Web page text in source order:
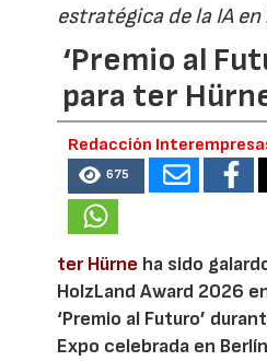
estratégica de la IA
‘Premio al
para ter
Redacción
675
ter Hürne ha sido
HolzLand Award 2026
‘Premio al Futuro’
Expo celebrada en